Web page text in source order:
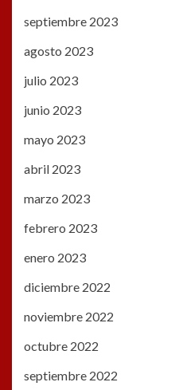
septiembre 2023
agosto 2023
julio 2023
junio 2023
mayo 2023
abril 2023
marzo 2023
febrero 2023
enero 2023
diciembre 2022
noviembre 2022
octubre 2022
septiembre 2022